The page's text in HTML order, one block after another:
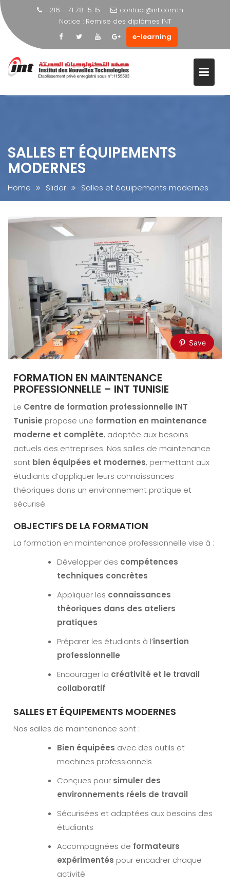
+216 - 71 78 15 15
contact@int.com.tn
Notice : Visite éducative
e-learning
SALLES ET ÉQUIPEMENTS
MODERNES
Home Slider Salles et équipements modernes
Save
FORMATION EN MAINTENANCE
PROFESSIONNELLE – INT TUNISIE
Le Centre de formation professionnelle INT
Tunisie propose une formation en maintenance
moderne et complète, adaptée aux besoins
actuels des entreprises. Nos salles de maintenance
sont bien équipées et modernes, permettant aux
étudiants d’appliquer leurs connaissances
théoriques dans un environnement pratique et
sécurisé.
OBJECTIFS DE LA FORMATION
La formation en maintenance professionnelle vise à :
Développer des compétences
techniques concrètes
Appliquer les connaissances
théoriques dans des ateliers
pratiques
Préparer les étudiants à l’insertion
professionnelle
Encourager la créativité et le travail
collaboratif
SALLES ET ÉQUIPEMENTS MODERNES
Nos salles de maintenance sont :
Bien équipées avec des outils et
machines professionnels
Conçues pour simuler des
environnements réels de travail
Sécurisées et adaptées aux besoins des
étudiants
Accompagnées de formateurs
expérimentés pour encadrer chaque
activité